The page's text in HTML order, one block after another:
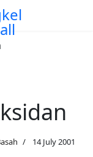
14 July 2001